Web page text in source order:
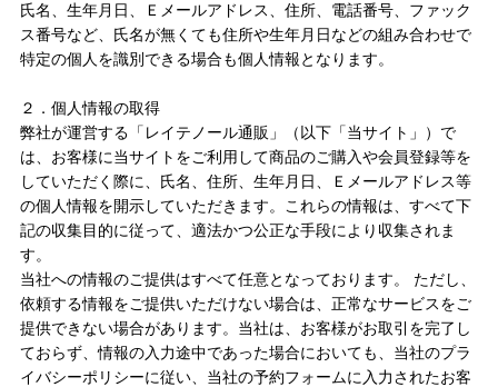
リノセント
ドクターリセラ →
アクアヴィーナス
ADS（ご契約者限定） →
【会員様限定】DIVA →
氏名、生年月日、Ｅメールアドレス、住所、電話番号、ファック
ス番号など、氏名が無くても住所や生年月日などの組み合わせで
特定の個人を識別できる場合も個人情報となります。
２．個人情報の取得
弊社が運営する「レイテノール通販」（以下「当サイト」）で
は、お客様に当サイトをご利用して商品のご購入や会員登録等を
していただく際に、氏名、住所、生年月日、Ｅメールアドレス等
の個人情報を開示していただきます。これらの情報は、すべて下
記の収集目的に従って、適法かつ公正な手段により収集されま
す。
当社への情報のご提供はすべて任意となっております。 ただし、
依頼する情報をご提供いただけない場合は、正常なサービスをご
提供できない場合があります。当社は、お客様がお取引を完了し
ておらず、情報の入力途中であった場合においても、当社のプラ
イバシーポリシーに従い、当社の予約フォームに入力されたお客